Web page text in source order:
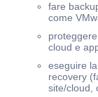
fare
come
cloud e
eseguire
recovery
site/cloud,